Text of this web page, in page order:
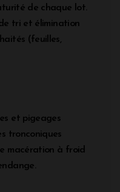
de chaque lot.
tri et élimination
(feuilles,
et pigeages
tronconiques
macération à froid